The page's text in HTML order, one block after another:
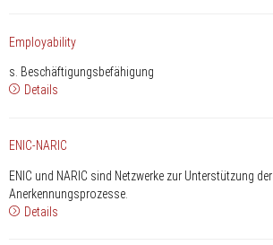
Employability
s. Beschäftigungsbefähigung
Details
ENIC-NARIC
ENIC und NARIC sind Netzwerke zur Unterstützung der
Anerkennungsprozesse.
Details